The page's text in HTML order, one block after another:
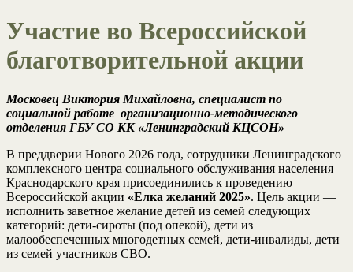
Участие во Всероссийской
благотворительной акции
Московец Виктория Михайловна, специалист по
социальной работе организационно-методического
отделения ГБУ СО КК «Ленинградский КЦСОН»
В преддверии Нового 2026 года, сотрудники Ленинградского
комплексного центра социального обслуживания населения
Краснодарского края присоединились к проведению
Всероссийской акции «Елка желаний 2025». Цель акции —
исполнить заветное желание детей из семей следующих
категорий: дети-сироты (под опекой), дети из
малообеспеченных многодетных семей, дети-инвалиды, дети
из семей участников СВО.